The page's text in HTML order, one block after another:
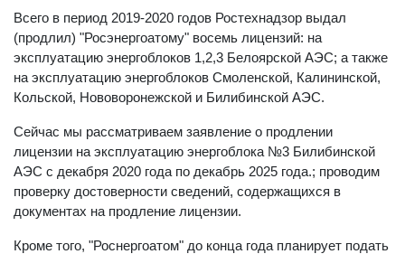
Всего в период 2019-2020 годов Ростехнадзор выдал
(продлил) "Росэнергоатому" восемь лицензий: на
эксплуатацию энергоблоков 1,2,3 Белоярской АЭС; а также
на эксплуатацию энергоблоков Смоленской, Калининской,
Кольской, Нововоронежской и Билибинской АЭС.
Сейчас мы рассматриваем заявление о продлении
лицензии на эксплуатацию энергоблока №3 Билибинской
АЭС с декабря 2020 года по декабрь 2025 года.; проводим
проверку достоверности сведений, содержащихся в
документах на продление лицензии.
Кроме того, "Роснергоатом" до конца года планирует подать